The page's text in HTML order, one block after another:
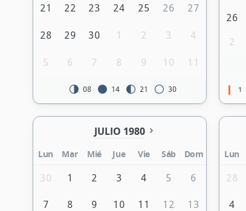
21 22 23 24 25 26 27
28 29 30 1 2 3 4
5 6 7 8 9 10 11
08 14 21 30
26
2
1
JULIO 1980
Lun Mar Mié Jue Vie Sáb Dom
30 1 2 3 4 5 6
7 8 9 10 11 12 13
Lun
28
4